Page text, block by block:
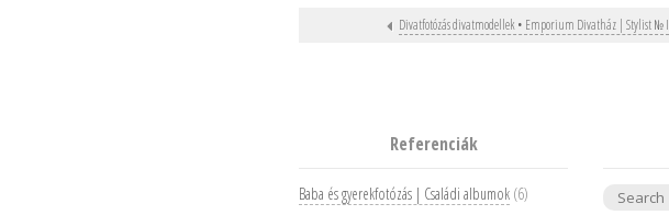
Divatfotózás divatmodellek • Emporium Divatház | Stylist № I
Referenciák
Baba és gyerekfotózás | Családi albumok (6)
Search